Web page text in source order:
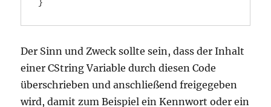
}
Der Sinn und Zweck sollte sein, dass der Inhalt
einer CString Variable durch diesen Code
überschrieben und anschließend freigegeben
wird, damit zum Beispiel ein Kennwort oder ein